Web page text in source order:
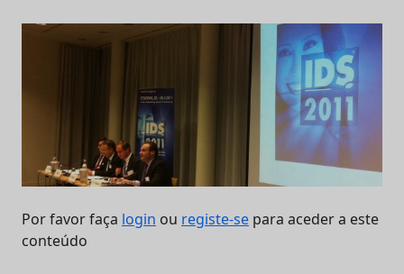
Por favor faça login ou registe-se para aceder a este
conteúdo